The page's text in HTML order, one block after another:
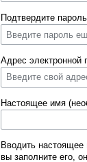
Подтвердите пароль
Адрес электронной
Настоящее имя
Вводить
вы заполните его,